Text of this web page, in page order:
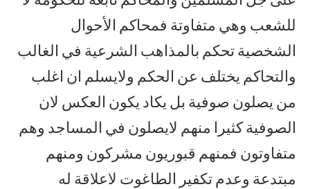
للشعب وهي متفاوتة فمحاكم الأحوال
الشخصية تحكم بالمذاهب الشرعية في الغالب
والتحاكم يختلف عن الحكم ولايسلم ان اغلب
من يصلون صوفية بل يكاد يكون العكس لان
الصوفية كثيرا منهم لايصلون في المساجد وهم
متفاوتون فمنهم قبوريون مشركون ومنهم
مبتدعة وعدم تكفير الطاغوت لاعلاقة له